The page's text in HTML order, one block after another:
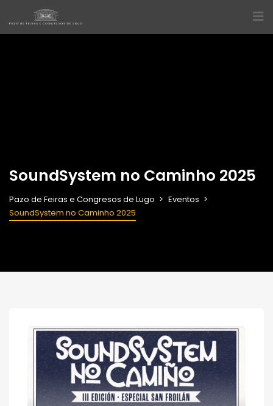
SoundSystem no Caminho 2025
Pazo de Feiras e Congresos de Lugo
Eventos
SoundSystem no Caminho 2025